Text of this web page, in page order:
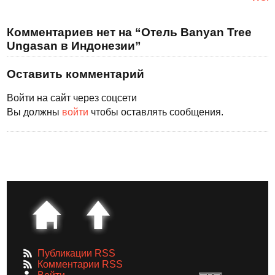
Комментариев нет на “Отель Banyan Tree
Ungasan в Индонезии”
Оставить комментарий
Войти на сайт через соцсети
Вы должны войти чтобы оставлять сообщения.
Публикации RSS
Комментарии RSS